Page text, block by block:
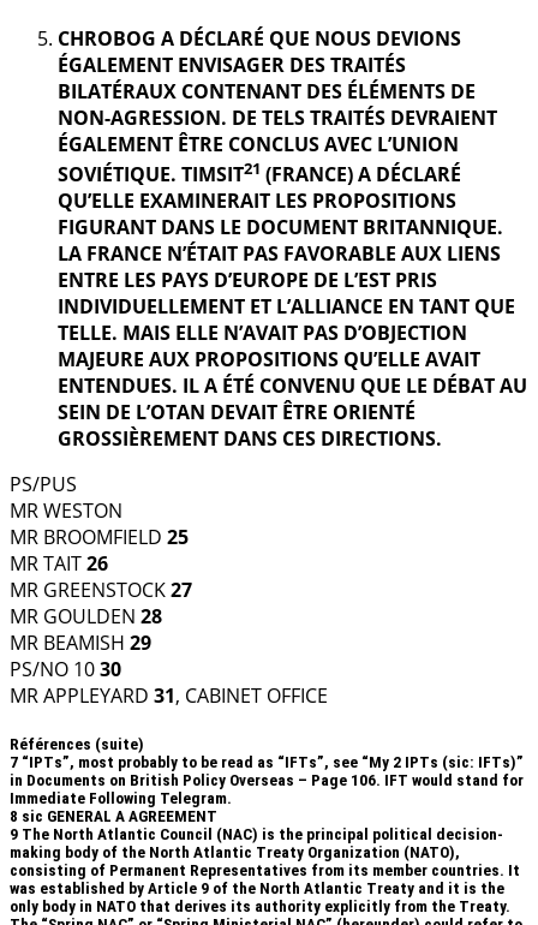
CHROBOG A DÉCLARÉ QUE NOUS DEVIONS
ÉGALEMENT ENVISAGER DES TRAITÉS
BILATÉRAUX CONTENANT DES ÉLÉMENTS DE
NON-AGRESSION. DE TELS TRAITÉS DEVRAIENT
ÉGALEMENT ÊTRE CONCLUS AVEC L’UNION
SOVIÉTIQUE. TIMSIT21 (FRANCE) A DÉCLARÉ
QU’ELLE EXAMINERAIT LES PROPOSITIONS
FIGURANT DANS LE DOCUMENT BRITANNIQUE.
LA FRANCE N’ÉTAIT PAS FAVORABLE AUX LIENS
ENTRE LES PAYS D’EUROPE DE L’EST PRIS
INDIVIDUELLEMENT ET L’ALLIANCE EN TANT QUE
TELLE. MAIS ELLE N’AVAIT PAS D’OBJECTION
MAJEURE AUX PROPOSITIONS QU’ELLE AVAIT
ENTENDUES. IL A ÉTÉ CONVENU QUE LE DÉBAT AU
SEIN DE L’OTAN DEVAIT ÊTRE ORIENTÉ
GROSSIÈREMENT DANS CES DIRECTIONS.
PS/PUS
MR WESTON
MR BROOMFIELD 25
MR TAIT26
MR GREENSTOCK27
MR GOULDEN 28
MR BEAMISH 29
PS/NO 1030
MR APPLEYARD 31, CABINET OFFICE
Références (suite)
7 “IPTs”, most probably to be read as “IFTs”, see “My 2 IPTs (sic: IFTs)”
in Documents on British Policy Overseas – Page 106. IFT would stand for
Immediate Following Telegram.
8 sic GENERAL A AGREEMENT
9 The North Atlantic Council (NAC) is the principal political decision-
making body of the North Atlantic Treaty Organization (NATO),
consisting of Permanent Representatives from its member countries. It
was established by Article 9 of the North Atlantic Treaty and it is the
only body in NATO that derives its authority explicitly from the Treaty.